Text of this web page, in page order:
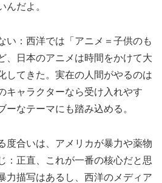
んだよ。
い：西洋では「アニメ＝子供のも
、日本のアニメは時間をかけて大
してきた。実在の人間がやるのは
キャラクターなら受け入れやす
ーなテーマにも踏み込める。
度合いは、アメリカが暴力や薬物
：正直、これが一番の核心だと思
力描写はあるし、西洋のメディア